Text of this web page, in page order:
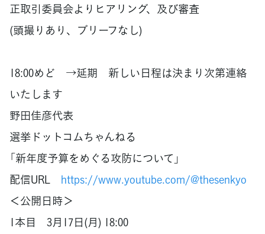
正取引委員会よりヒアリング、及び審査
(頭撮りあり、ブリーフなし)
18:00めど →延期 新しい日程は決まり次第連絡
いたします
野田佳彦代表
選挙ドットコムちゃんねる
「新年度予算をめぐる攻防について」
配信URL https://www.youtube.com/@thesenkyo
＜公開日時＞
1本目 3月17日(月) 18:00